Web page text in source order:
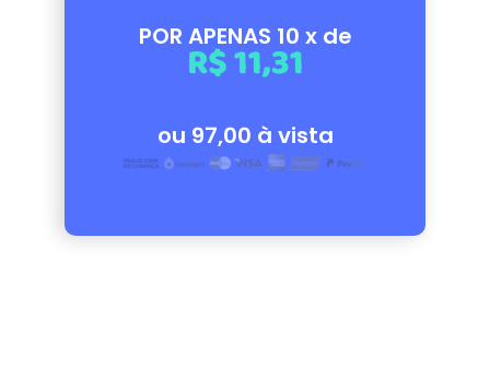
POR APENAS 10 x de
R$ 11,31
ou 97,00 à vista